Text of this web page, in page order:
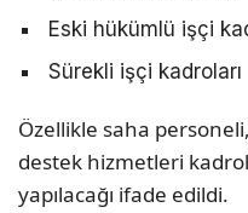
Eski hükümlü işçi
Sürekli işçi kadroları
Özellikle saha
destek hizmetleri
yapılacağı ifade edildi.